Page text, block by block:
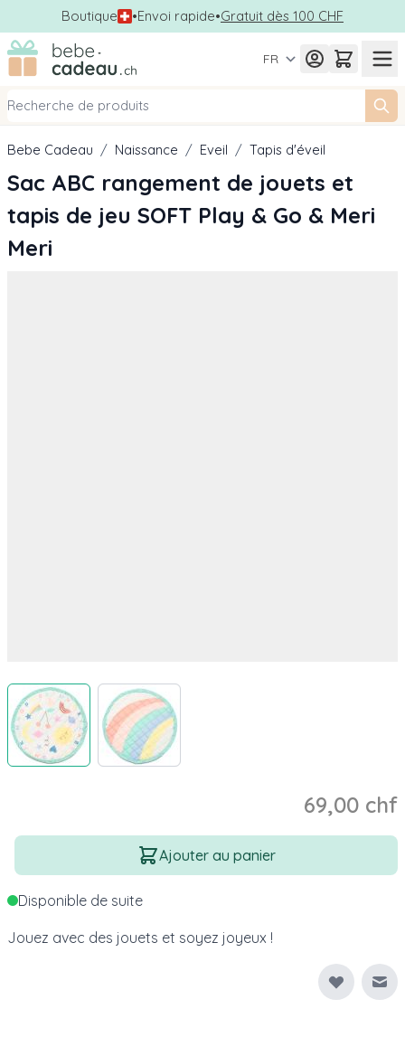
Boutique •Envoi rapide•Gratuit dès 100 CHF
Allez au contenu
FR
Bebe Cadeau / Naissance / Eveil / Tapis d'éveil
Sac ABC rangement de jouets et
tapis de jeu SOFT Play & Go & Meri
Meri
View larger imageView larger image
69,00 chf
Quantité
Ajouter au panier
Disponible de suite
Jouez avec des jouets et soyez joyeux !